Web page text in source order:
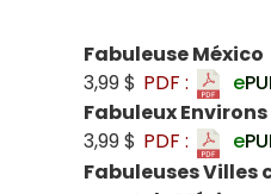
Fabuleuse México
3,99 $ PDF : e
Fabuleux
3,99 $ PDF : e
Fabuleuses